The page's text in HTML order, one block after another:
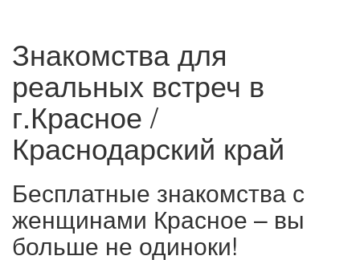
Знакомства для
реальных встреч в
г.Красное /
Краснодарский край
Бесплатные знакомства с
женщинами Красное – вы
больше не одиноки!